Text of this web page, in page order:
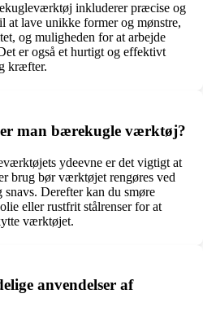
inkluderer præcise og
at lave unikke former og mønstre,
og muligheden for at arbejde
er også et hurtigt og effektivt
kræfter.
man bærekugle værktøj?
ydeevne er det vigtigt at
brug bør værktøjet rengøres ved
snavs. Derefter kan du smøre
eller rustfrit stålrenser for at
værktøjet.
anvendelser af